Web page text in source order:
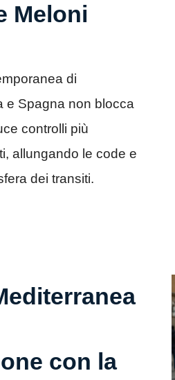
Meloni
di
e Spagna non blocca
controlli più
allungando le code e
dei transiti.
con la